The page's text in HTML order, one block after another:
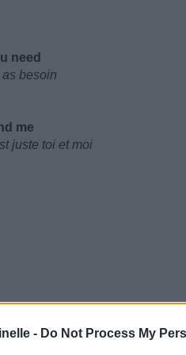
- Do Not Process My
need
besoin
mе
juste toi et moi